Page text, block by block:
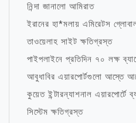
নিন্দা জানালো আমিরাত
ইরানের হা*মলায় এমিরেটস
তাওয়েলাহ সাইট ক্ষতিগ্রস্ত
পাইপলাইনে প্রতিদিন ৭০ লক্ষ
আবুধাবির এয়ারপোর্টগুলো আস্তে
কুয়েত ইন্টারন্যাশনাল
সিস্টেম ক্ষতিগ্রস্ত